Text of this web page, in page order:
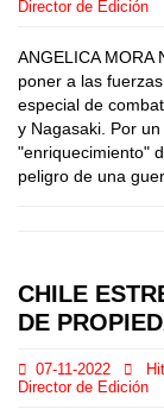
Director de Edición
ANGELICA
poner a las
especial de
y Nagasaki. Por
"enriquecimiento"
peligro de una
CHILE
DE
07-11-2022
Director de Edición